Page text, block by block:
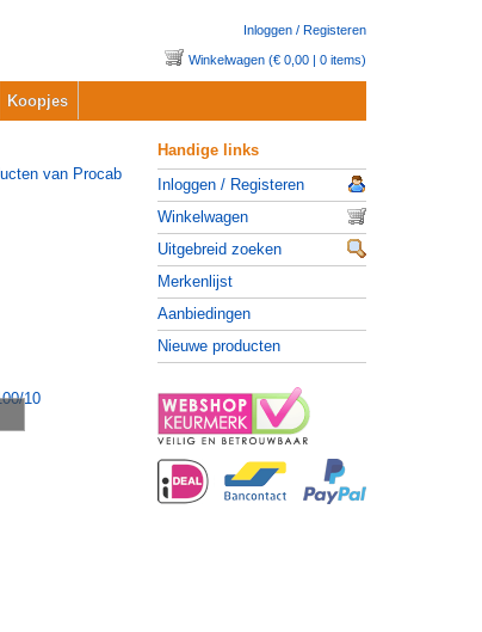
Inloggen / Registeren
Winkelwagen (€ 0,00 | 0 items)
Koopjes
Handige links
Inloggen / Registeren
Winkelwagen
Uitgebreid zoeken
Merkenlijst
Aanbiedingen
Nieuwe producten